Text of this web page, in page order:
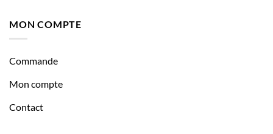
MON COMPTE
Commande
Mon compte
Contact